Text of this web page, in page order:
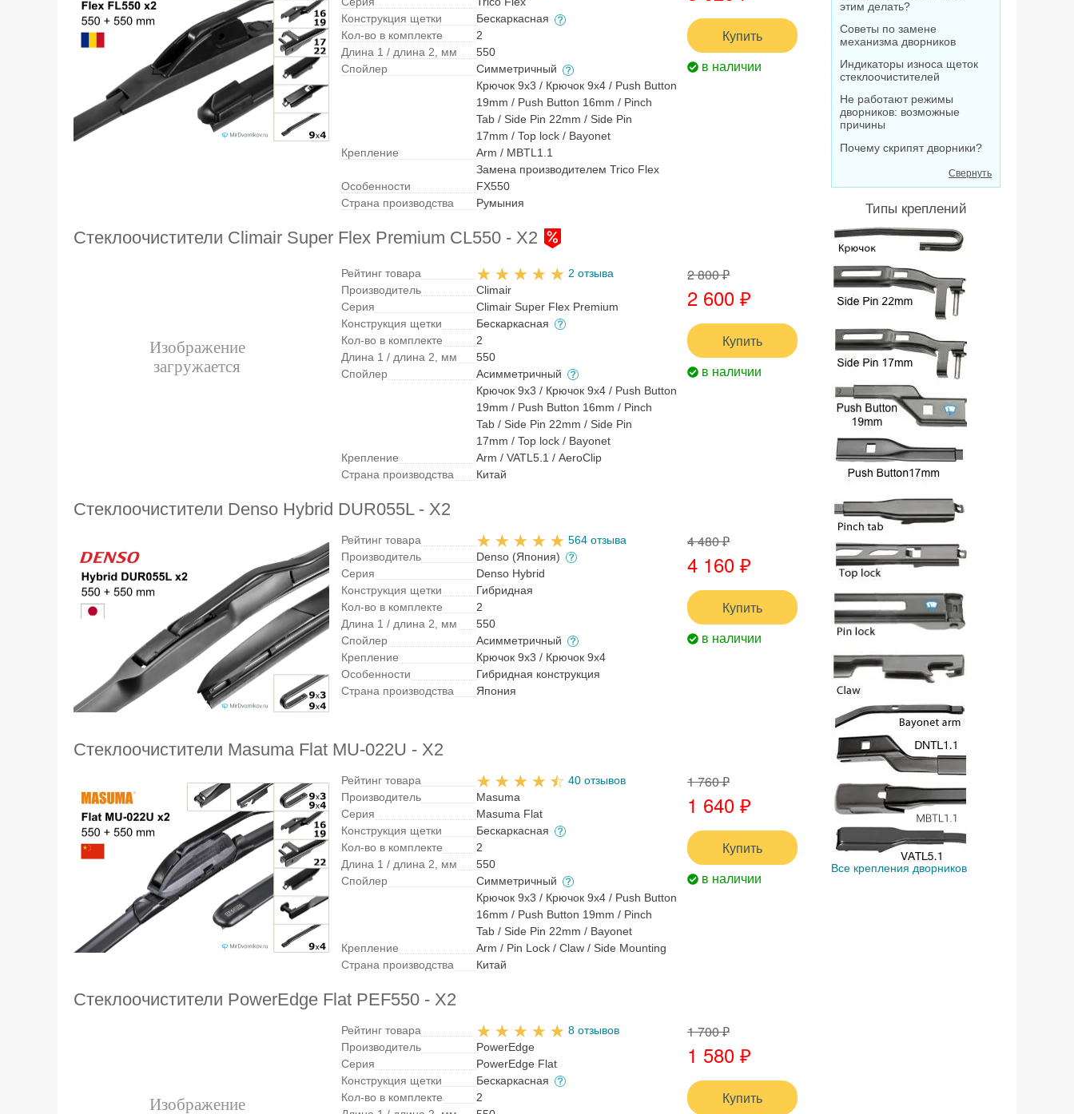
Конструкция щетки
Бескаркасная
Кол-во в комплекте
2
Длина 1 / длина 2, мм
550
Спойлер
Симметричный
Крепление
Крючок 9x3 / Крючок 9x4 / Push Button
19mm / Push Button 16mm / Pinch
Tab / Side Pin 22mm / Side Pin
17mm / Top lock / Bayonet
Arm / MBTL1.1
Особенности
Замена производителем Trico Flex
FX550
Страна производства
Румыния
Купить
в наличии
Стеклоочистители Climair Super Flex Premium CL550 - X2
Рейтинг товара
2 отзыва
Производитель
Climair
Серия
Climair Super Flex Premium
Конструкция щетки
Бескаркасная
Кол-во в комплекте
2
Длина 1 / длина 2, мм
550
Спойлер
Асимметричный
Крепление
Крючок 9x3 / Крючок 9x4 / Push Button
19mm / Push Button 16mm / Pinch
Tab / Side Pin 22mm / Side Pin
17mm / Top lock / Bayonet
Arm / VATL5.1 / AeroClip
Страна производства
Китай
2 800 ₽
2 600 ₽
Купить
в наличии
Стеклоочистители Denso Hybrid DUR055L - X2
Рейтинг товара
564 отзыва
Производитель
Denso (Япония)
Серия
Denso Hybrid
Конструкция щетки
Гибридная
Кол-во в комплекте
2
Длина 1 / длина 2, мм
550
Спойлер
Асимметричный
Крепление
Крючок 9x3 / Крючок 9x4
Особенности
Гибридная конструкция
Страна производства
Япония
4 480 ₽
4 160 ₽
Купить
в наличии
Стеклоочистители Masuma Flat MU-022U - X2
Рейтинг товара
40 отзывов
Производитель
Masuma
Серия
Masuma Flat
Конструкция щетки
Бескаркасная
Кол-во в комплекте
2
Длина 1 / длина 2, мм
550
Спойлер
Симметричный
Крепление
Крючок 9x3 / Крючок 9x4 / Push Button
16mm / Push Button 19mm / Pinch
Tab / Side Pin 22mm / Bayonet
Arm / Pin Lock / Claw / Side Mounting
Страна производства
Китай
1 760 ₽
1 640 ₽
Купить
в наличии
Стеклоочистители PowerEdge Flat PEF550 - X2
Рейтинг товара
8 отзывов
Производитель
PowerEdge
Серия
PowerEdge Flat
Конструкция щетки
Бескаркасная
Кол-во в комплекте
2
1 700 ₽
1 580 ₽
Купить
этим делать?
Советы по замене
механизма дворников
Индикаторы износа щеток
стеклоочистителей
Не работают режимы
дворников: возможные
причины
Почему скрипят дворники?
Свернуть
Типы креплений
Все крепления дворников